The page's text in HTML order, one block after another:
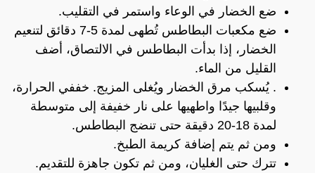
ضع الخضار في الوعاء واستمر في التقليب.
ضع مكعبات البطاطس تُطهى لمدة 5-7 دقائق لتنعيم
الخضار، إذا بدأت البطاطس في الالتصاق، أضف
القليل من الماء.
. يُسكب مرق الخضار ويُغلى المزيج. خففي الحرارة،
وقلبيها جيدًا واطهيها على نار خفيفة إلى متوسطة
لمدة 18-20 دقيقة حتى تنضج البطاطس.
ومن ثم يتم إضافة كريمة الطبخ.
تترك حتى الغليان، ومن ثم تكون جاهزة للتقديم.